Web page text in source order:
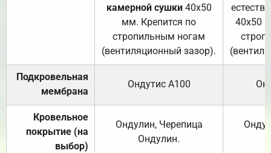
камерной сушки40х50
мм. Крепится по
стропильным ногам
(вентиляционный зазор).
40х50
Подкровельная
мембрана
Ондутис А100
Кровельное
покрытие (на
выбор)
Ондулин, Черепица
Ондулин.